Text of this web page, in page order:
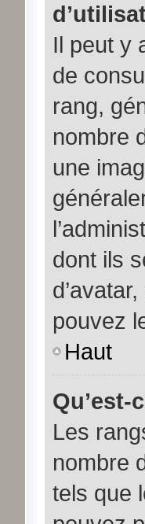
Il peut y
de
rang,
nombre
une
dont ils
pouvez
Haut
Les
nombre
tels que